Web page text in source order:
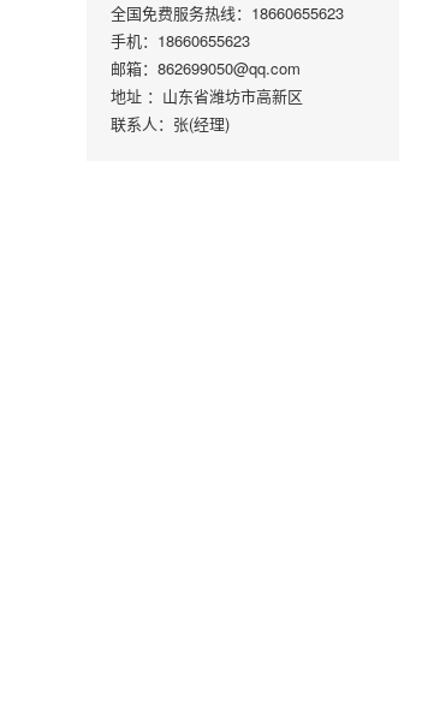
全国免费服务热线：18660655623
手机：18660655623
邮箱：862699050@qq.com
地址 ：山东省潍坊市高新区
联系人：张(经理)